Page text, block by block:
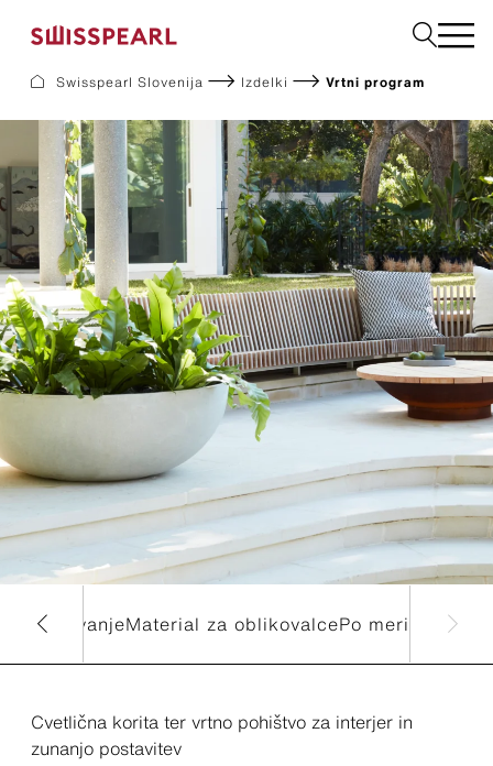
Podjetje
Storitve
Aktualno
Prenosi
Trajnost
Fasadne Plošče
Strešne Kritine
Vrtni program
Naroči vzorec
Swisspearl Slovenija Izdelki Vrtni program
oblikovanjeMaterial za oblikovalcePo meri
Cvetlična korita ter vrtno pohištvo za interjer in
zunanjo postavitev